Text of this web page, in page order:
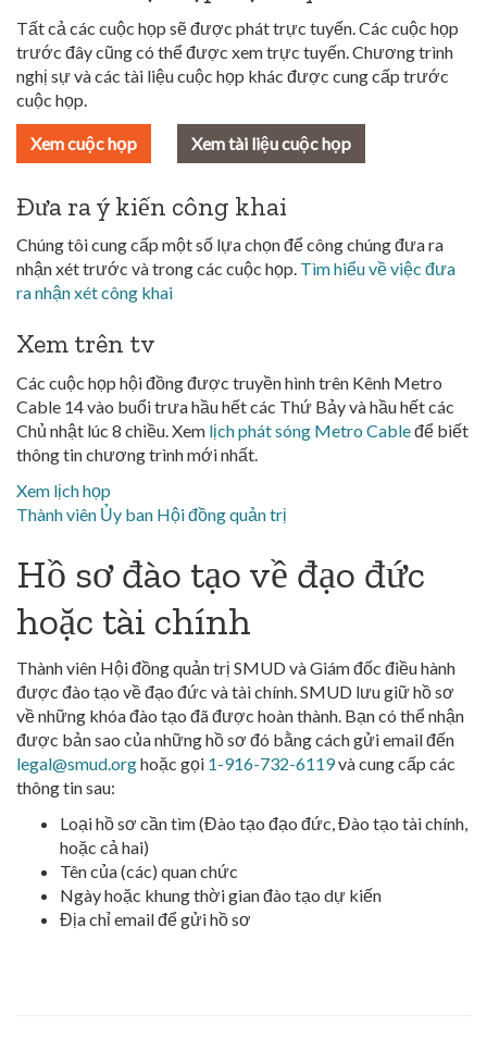
Tất cả các cuộc họp sẽ được phát trực tuyến. Các cuộc họp
trước đây cũng có thể được xem trực tuyến. Chương trình
nghị sự và các tài liệu cuộc họp khác được cung cấp trước
cuộc họp.
Xem cuộc họp Xem tài liệu cuộc họp
Đưa ra ý kiến công khai
Chúng tôi cung cấp một số lựa chọn để công chúng đưa ra
nhận xét trước và trong các cuộc họp. Tìm hiểu về việc đưa
ra nhận xét công khai
Xem trên tv
Các cuộc họp hội đồng được truyền hình trên Kênh Metro
Cable 14 vào buổi trưa hầu hết các Thứ Bảy và hầu hết các
Chủ nhật lúc 8 chiều. Xem lịch phát sóng Metro Cableđể biết
thông tin chương trình mới nhất.
Xem lịch họp
Thành viên Ủy ban Hội đồng quản trị
Hồ sơ đào tạo về đạo đức
hoặc tài chính
Thành viên Hội đồng quản trị SMUD và Giám đốc điều hành
được đào tạo về đạo đức và tài chính. SMUD lưu giữ hồ sơ
về những khóa đào tạo đã được hoàn thành. Bạn có thể nhận
được bản sao của những hồ sơ đó bằng cách gửi email đến
legal@smud.orghoặc gọi 1-916-732-6119và cung cấp các
thông tin sau:
Loại hồ sơ cần tìm (Đào tạo đạo đức, Đào tạo tài chính,
hoặc cả hai)
Tên của (các) quan chức
Ngày hoặc khung thời gian đào tạo dự kiến
Địa chỉ email để gửi hồ sơ